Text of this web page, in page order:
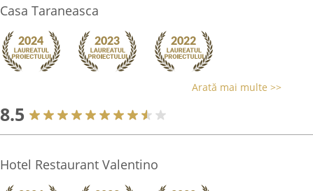
Casa Taraneasca
Arată mai multe >>
8.5
Hotel Restaurant Valentino